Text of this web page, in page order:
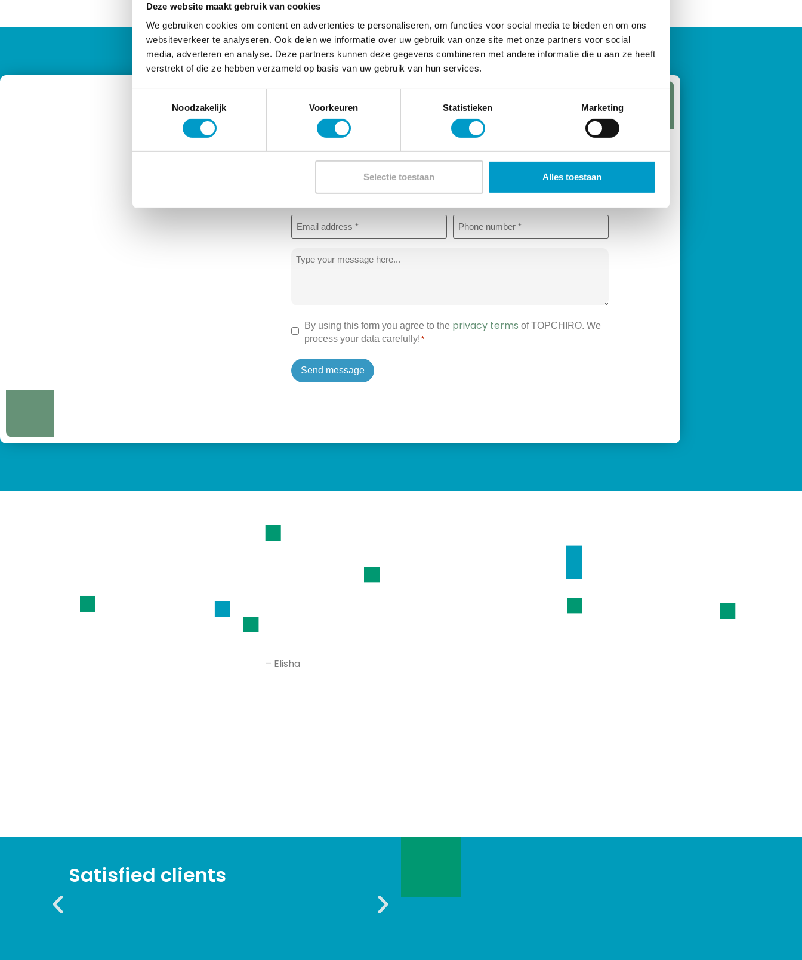
Deze website maakt gebruik van cookies
We gebruiken cookies om content en advertenties te personaliseren, om functies voor social media te bieden en om ons
websiteverkeer te analyseren. Ook delen we informatie over uw gebruik van onze site met onze partners voor social
media, adverteren en analyse. Deze partners kunnen deze gegevens combineren met andere informatie die u aan ze heeft
verstrekt of die ze hebben verzameld op basis van uw gebruik van hun services.
Noodzakelijk
Voorkeuren Statistieken Marketing
Selectie toestaan Alles toestaan
Contact Met Dr. Didrik
Winsnes?
Email
address
*
Phone
Permission
By using this form you agree to the privacy terms of TOPCHIRO. We
process your data carefully! *
– Elisha
Satisfied clients